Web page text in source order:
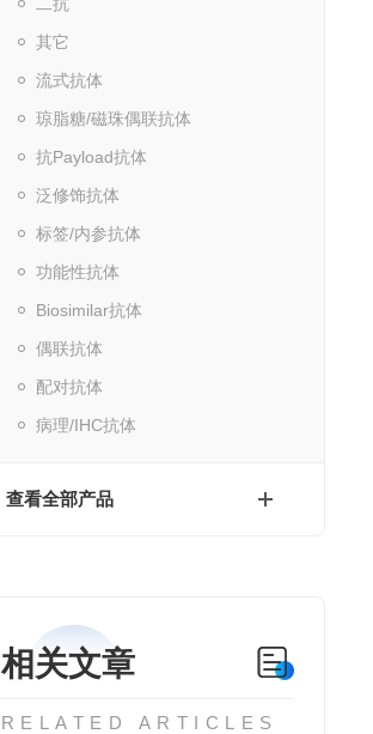
其它
流式抗体
琼脂糖/磁珠偶联抗体
抗Payload抗体
泛修饰抗体
标签/内参抗体
功能性抗体
Biosimilar抗体
偶联抗体
配对抗体
病理/IHC抗体
查看全部产品
相关文章
RELATED ARTICLES